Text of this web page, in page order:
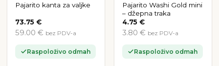
Pajarito kanta za valjke
73.75€
59.00 € bez PDV-a
Raspoloživo odmah
Pajarito Washi Gold mini
– džepna traka
4.75€
3.80 € bez PDV-a
Raspoloživo odmah